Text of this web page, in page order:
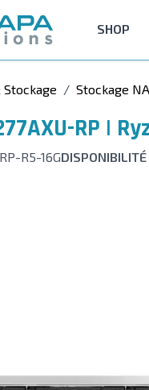
SHOP
Stockage / Stockage
RP |
R5-16GDISPONIBILITÉ